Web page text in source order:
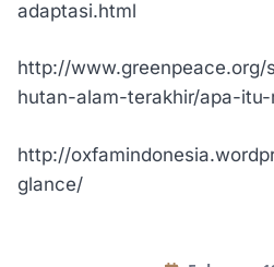
adaptasi.html
http://
hutan-alam-terakhir/apa-
http://
glance/